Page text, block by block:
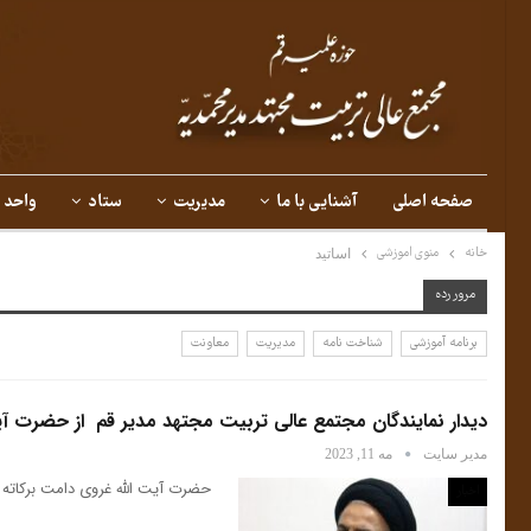
صفحه اصلی آشنایی با ما مدیریت ستاد
خانه منوی اموزشی اساتید
مرور رده
برنامه آموزشی شناخت نامه مدیریت معاونت
دیدار نمایندگان مجتمع عالی تربیت مجتهد مدیر قم از حضرت
مدیر سایت مه 11, 2023
حضرت آیت الله غروی دامت